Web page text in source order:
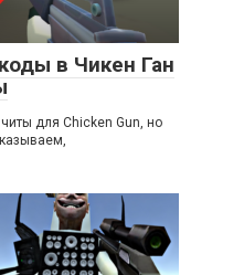
в Чикен Ган
для Chicken Gun, но